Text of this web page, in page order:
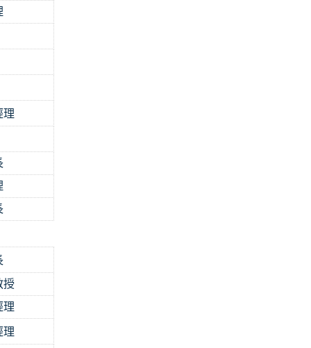
理
授
理
理